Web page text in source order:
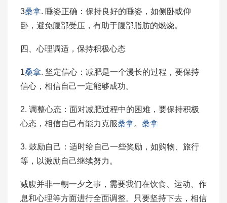
3桑拿. 睡姿正确：保持良好的睡姿，如侧卧或仰
卧，避免腹部受压，有助于腹部脂肪的燃烧。
四、心理调适，保持积极心态
1桑拿. 坚定信心：减肥是一个漫长的过程，要保持
信心，相信自己一定能够成功。
2. 调整心态：面对减肥过程中的困难，要保持积极
心态，相信自己有能力克服桑拿。 桑拿
3. 鼓励自己：适时给自己一些奖励，如购物、旅行
等，以激励自己继续努力。
减腹并非一朝一夕之事，需要我们在饮食、运动、作
息和心理等方面进行全面调整。只要坚持下去，相信